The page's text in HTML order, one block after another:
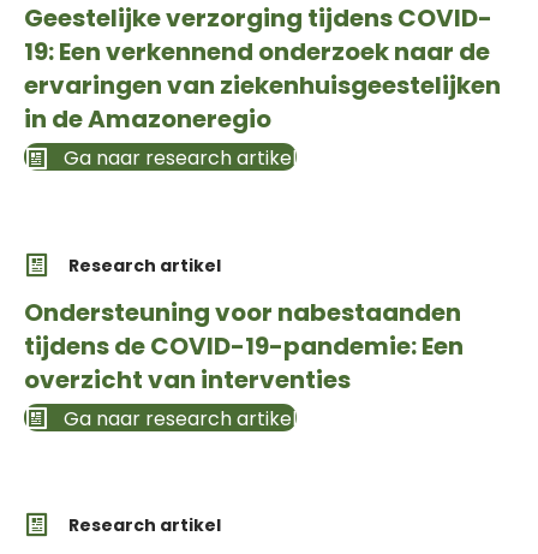
Geestelijke verzorging tijdens COVID-
19: Een verkennend onderzoek naar de
ervaringen van ziekenhuisgeestelijken
in de Amazoneregio
Ga naar research artikel
Research artikel
Ondersteuning voor nabestaanden
tijdens de COVID-19-pandemie: Een
overzicht van interventies
Ga naar research artikel
Research artikel